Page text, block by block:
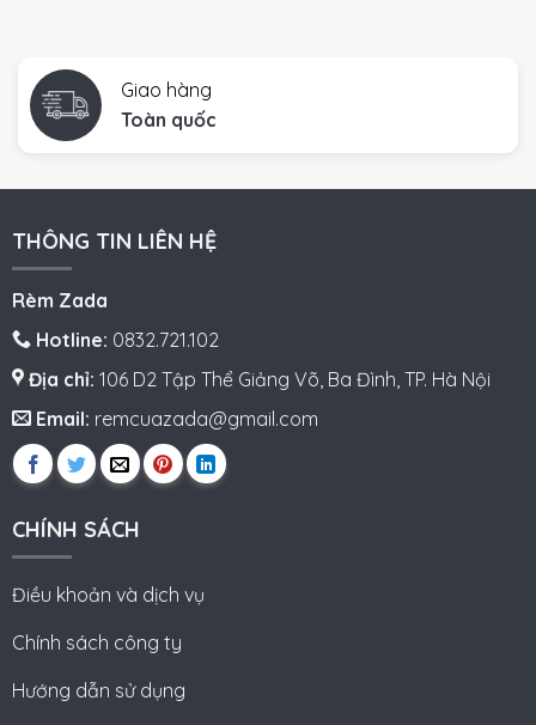
Giao hàng
Toàn quốc
THÔNG TIN LIÊN HỆ
Rèm Zada
Hotline: 0832.721.102
Địa chỉ: 106 D2 Tập Thể Giảng Võ, Ba Đình, TP. Hà Nội
Email: remcuazada@gmail.com
CHÍNH SÁCH
Điều khoản và dịch vụ
Chính sách công ty
Hướng dẫn sử dụng